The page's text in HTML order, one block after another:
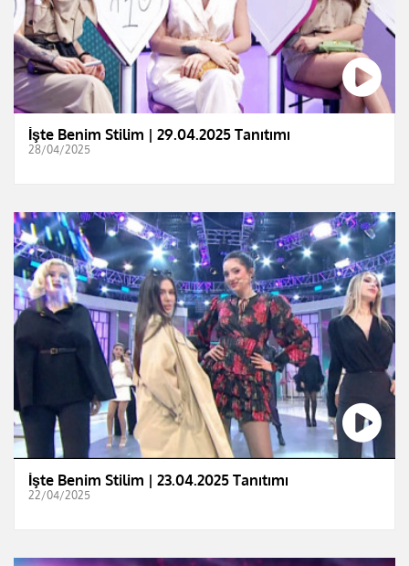
İşte Benim Stilim | 29.04.2025 Tanıtımı
28/04/2025
İşte Benim Stilim | 23.04.2025 Tanıtımı
22/04/2025